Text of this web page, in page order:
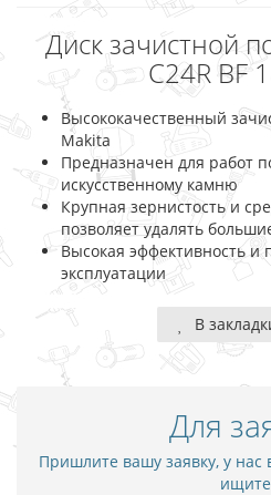
Диск зачистной
C24R BF
Высококачественный
Makita
Предназначен для работ
искусственному камню
Крупная зернистость и
позволяет удалять
Высокая эффективность и
эксплуатации
В
Для
Пришлите вашу заявку, у нас